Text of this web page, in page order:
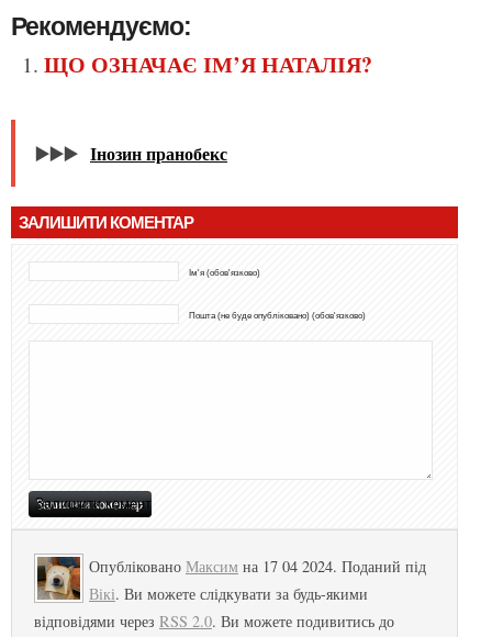
Рекомендуємо:
ЩО ОЗНАЧАЄ ІМ’Я НАТАЛІЯ?
▶️▶️▶️ Інозин пранобекс
ЗАЛИШИТИ КОМЕНТАР
Ім'я (обов'язково)
Пошта (не буде опубліковано) (обов'язково)
Опубліковано Максим на 17 04 2024. Поданий під
Вікі. Ви можете слідкувати за будь-якими
відповідями через RSS 2.0. Ви можете подивитись до